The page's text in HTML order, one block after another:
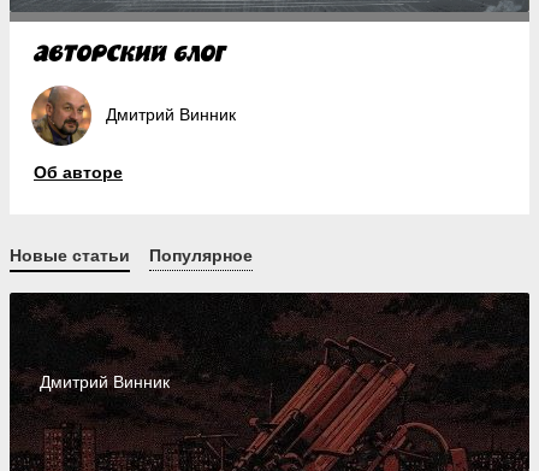
Дмитрий Винник
Об авторе
Новые статьи Популярное
ДмитрийВинник